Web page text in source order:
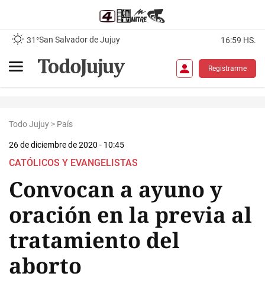
31°San Salvador de Jujuy 16:59 HS.
Registrarme
Todo Jujuy > País
26 de diciembre de 2020 - 10:45
CATÓLICOS Y EVANGELISTAS
Convocan a ayuno y
oración en la previa al
tratamiento del
aborto